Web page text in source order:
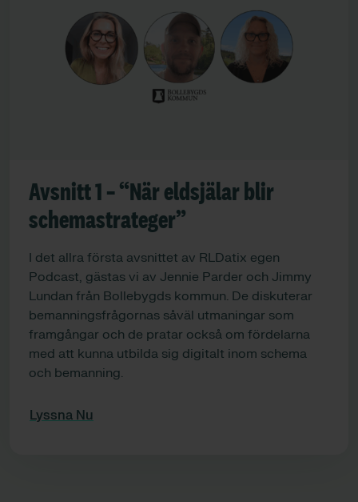
Avsnitt 1 – “När eldsjälar blir
schemastrateger”
I det allra första avsnittet av RLDatix egen
Podcast, gästas vi av Jennie Parder och Jimmy
Lundan från Bollebygds kommun. De diskuterar
bemanningsfrågornas såväl utmaningar som
framgångar och de pratar också om fördelarna
med att kunna utbilda sig digitalt inom schema
och bemanning.
Lyssna Nu